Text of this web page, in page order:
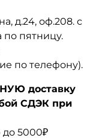
д.24, оф.208. с
по пятницу.
по телефону).
доставку
СДЭК при
до 5000₽